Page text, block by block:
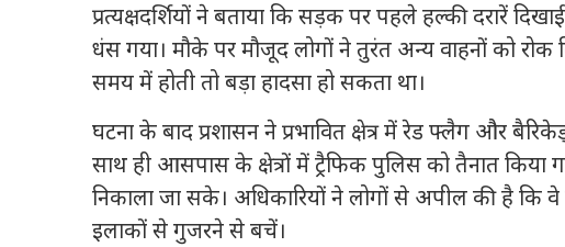
प्रत्यक्षदर्शियों ने बताया कि सड़क पर पहले हल्की दरारें
धंस गया। मौके पर मौजूद लोगों ने तुरंत अन्य वाहनों को रोक
समय में होती तो बड़ा हादसा हो सकता था।
घटना के बाद प्रशासन ने प्रभावित क्षेत्र में रेड फ्लैग और
साथ ही आसपास के क्षेत्रों में ट्रैफिक पुलिस को तैनात किया
निकाला जा सके। अधिकारियों ने लोगों से अपील की है कि
इलाकों से गुजरने से बचें।